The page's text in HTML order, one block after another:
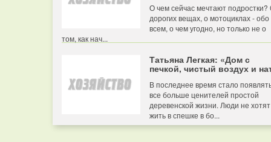
О чем сейчас мечтают подростки?
дорогих вещах, о мотоциклах - обо
всем, о чем угодно, но только не о
том, как нач...
Татьяна Легкая: «Дом с
печкой, чистый воздух и
В последнее время стало
все больше ценителей простой
деревенской жизни. Люди не хотят
жить в спешке в бо...